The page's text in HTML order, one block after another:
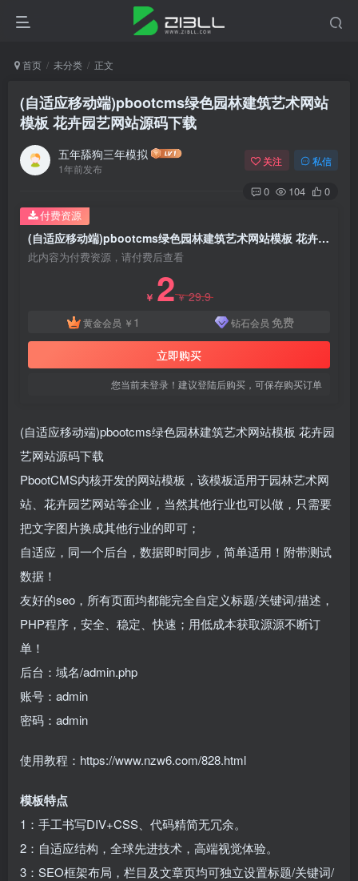
首页 未分类 正文
(自适应移动端)pbootcms绿色园林建筑艺术网站
模板 花卉园艺网站源码下载
五年舔狗三年模拟
1年前发布
关注 私信
0 104 0
(自适应移动端)pbootcms绿色园林建筑艺术网站模板 花卉园艺网站源码下载
此内容为付费资源，请付费后查看
￥ 2￥29.9
黄金会员 ￥ 1 钻石会员 免费
立即购买
您当前未登录！建议登陆后购买，可保存购买订单
付费资源
(自适应移动端)pbootcms绿色园林建筑艺术网站模板 花卉园
艺网站源码下载
PbootCMS内核开发的网站模板，该模板适用于园林艺术网
站、花卉园艺网站等企业，当然其他行业也可以做，只需要
把文字图片换成其他行业的即可；
自适应，同一个后台，数据即时同步，简单适用！附带测试
数据！
友好的seo，所有页面均都能完全自定义标题/关键词/描述，
PHP程序，安全、稳定、快速；用低成本获取源源不断订
单！
后台：域名/admin.php
账号：admin
密码：admin
使用教程：https://www.nzw6.com/828.html
模板特点
1：手工书写DIV+CSS、代码精简无冗余。
2：自适应结构，全球先进技术，高端视觉体验。
3：SEO框架布局，栏目及文章页均可独立设置标题/关键词/